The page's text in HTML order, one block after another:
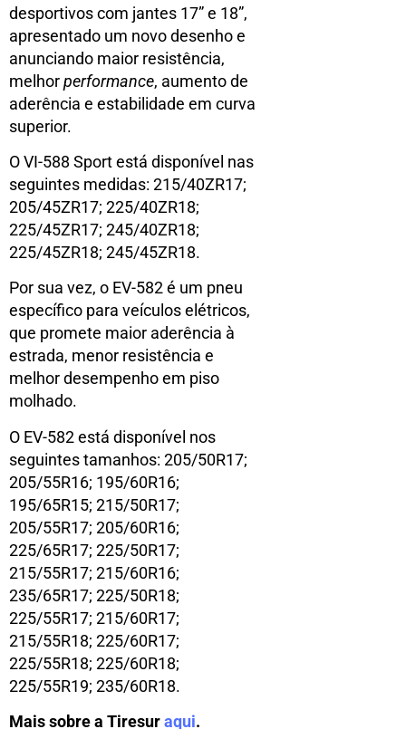
desportivos com jantes 17” e 18”,
apresentado um novo desenho e
anunciando maior resistência,
melhorperformance, aumento de
aderência e estabilidade em curva
superior.
O VI-588 Sport está disponível nas
seguintes medidas: 215/40ZR17;
205/45ZR17; 225/40ZR18;
225/45ZR17; 245/40ZR18;
225/45ZR18; 245/45ZR18.
Por sua vez, o EV-582 é um pneu
específico para veículos elétricos,
que promete maior aderência à
estrada, menor resistência e
melhor desempenho em piso
molhado.
O EV-582 está disponível nos
seguintes tamanhos: 205/50R17;
205/55R16; 195/60R16;
195/65R15; 215/50R17;
205/55R17; 205/60R16;
225/65R17; 225/50R17;
215/55R17; 215/60R16;
235/65R17; 225/50R18;
225/55R17; 215/60R17;
215/55R18; 225/60R17;
225/55R18; 225/60R18;
225/55R19; 235/60R18.
Mais sobre a Tiresuraqui.